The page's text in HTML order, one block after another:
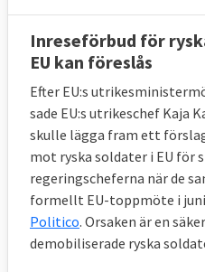
ska ta emot eller
avgörs dels av
tidigare tagit emot
kan få sin andel
Om det visar sig att
sig villiga att ta emot
kommissionen
”solidaritetsforum”.
medlemsländerna
Inreseförbud för
EU kan föreslås
Efter EU:s
sade EU:s utrikeschef Kaja
skulle lägga fram ett
mot ryska soldater i EU för
regeringscheferna när de
formellt EU-toppmöte i
Politico. Orsaken är en
demobiliserade ryska